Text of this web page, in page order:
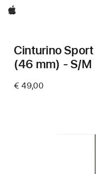
Apple
Cinturino
(46 mm) - S/M
€ 49,00